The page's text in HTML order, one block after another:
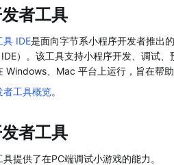
者工具
具 IDE是面向字节系小程序开发者推出
）。该工具支持小程序开发、调试
Windows、Mac 平台上运行，旨在帮
者工具概览。
者工具
提供了在PC端调试小游戏的能力。